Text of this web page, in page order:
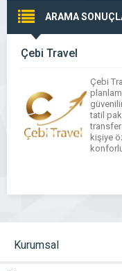
ARAMA
Çebi Travel
Çebi
tatil
kişiye
Kurumsal